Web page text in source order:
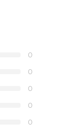
0
0
0
0
0